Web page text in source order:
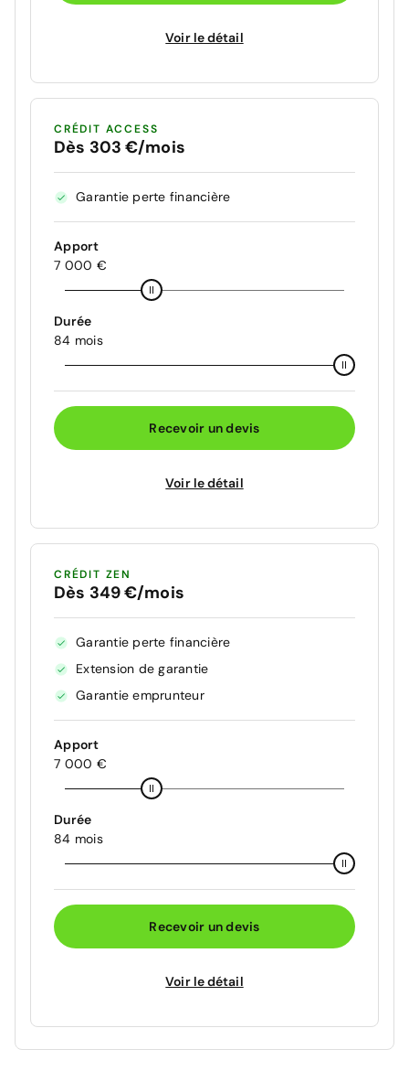
Voir le détail
CRÉDIT ACCESS
Dès 303 €/mois
Garantie perte financière
Apport
7 000 €
Durée
84 mois
Recevoir un devis
Voir le détail
CRÉDIT ZEN
Dès 349 €/mois
Garantie perte financière
Extension de garantie
Garantie emprunteur
Apport
7 000 €
Durée
84 mois
Recevoir un devis
Voir le détail